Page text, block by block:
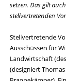
setzen. Das gilt
stellvertretenden
Stellvertretende
Ausschüssen für
Landwirtschaft
(designiert